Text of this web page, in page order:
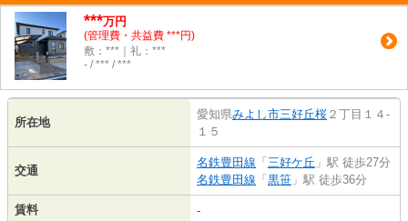
***万円
(管理費・共益費 ***円)
敷：***｜礼：***
- / *** / ***
所在地
愛知県みよし市三好丘桜 ２丁目１４-
１５
交通
名鉄豊田線 「 三好ケ丘 」駅 徒歩27分
名鉄豊田線 「 黒笹 」駅 徒歩36分
賃料 -